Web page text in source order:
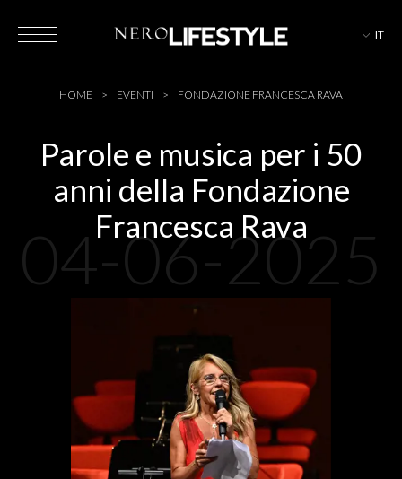
IT
HOTEL
MAGAZINE
EVENTI
PARTNER
HOME EVENTI FONDAZIONE FRANCESCA RAVA
Parole e musica per i 50
anni della Fondazione
Francesca Rava
04-06-2025